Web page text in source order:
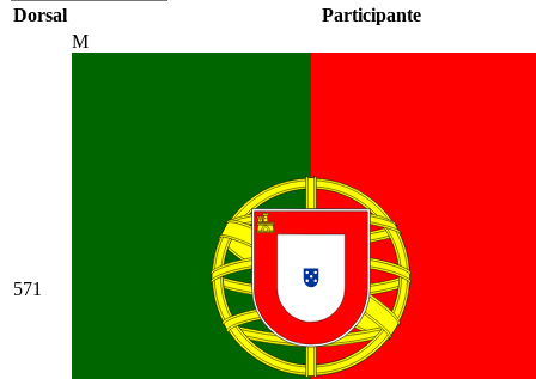
Dorsal Participante
571
M